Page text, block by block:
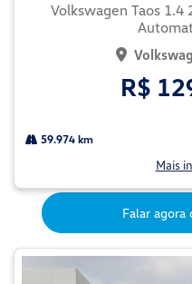
Volkswagen Taos 1.4
R$
59.974 km
Mais
Falar agora